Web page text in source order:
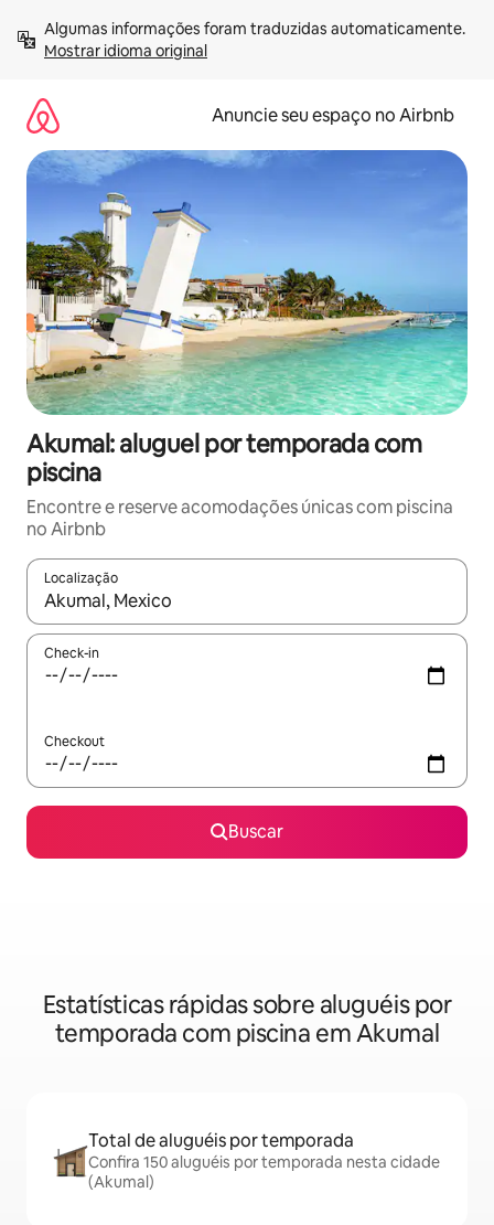
para
Mostrar idioma original
Anuncie seu espaço no Airbnb
Akumal: aluguel por temporada com
piscina
Encontre e reserve acomodações únicas com piscina
no Airbnb
Localização
Quando os resultados estiverem disponíveis, explore-os
Check-in
Checkout
Buscar
Estatísticas rápidas sobre aluguéis por
temporada com piscina em Akumal
Total de aluguéis por temporada
Confira 150 aluguéis por temporada nesta cidade
(Akumal)